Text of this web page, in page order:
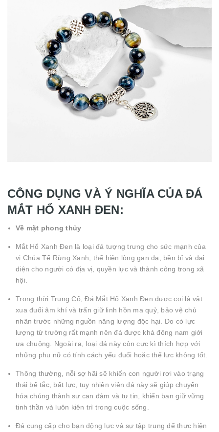
CÔNG DỤNG VÀ Ý NGHĨA CỦA ĐÁ
MẮT HỔ XANH ĐEN:
Về mặt phong thủy
Mắt Hổ Xanh Đen là loại đá tượng trưng cho sức mạnh của
vị Chúa Tể Rừng Xanh, thể hiện lòng gan dạ, bền bỉ và đại
diện cho người có địa vị, quyền lực và thành công trong xã
hội.
Trong thời Trung Cổ, Đá Mắt Hổ Xanh Đen được coi là vật
xua đuổi âm khí và trấn giữ linh hồn ma quỷ, bảo vệ chủ
nhân trước những nguồn năng lượng độc hại. Do có lực
lượng từ trường rất mạnh nên đá được khá đông nam giới
ưa chuộng. Ngoài ra, loại đá này còn cực kì thích hợp với
những phụ nữ có tính cách yếu đuối hoặc thể lực không tốt.
Thông thường, nỗi sợ hãi sẽ khiến con người rơi vào trạng
thái bế tắc, bất lực, tuy nhiên viên đá này sẽ giúp chuyển
hóa chúng thành sự can đảm và tự tin, khiến bạn giữ vững
tinh thần và luôn kiên trì trong cuộc sống.
Đá cung cấp cho bạn động lực và sự tập trung để thực hiện